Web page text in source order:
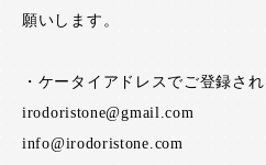
願いします。
・ケータイアドレスでご登録さ
irodoristone@gmail.com
info@irodoristone.com